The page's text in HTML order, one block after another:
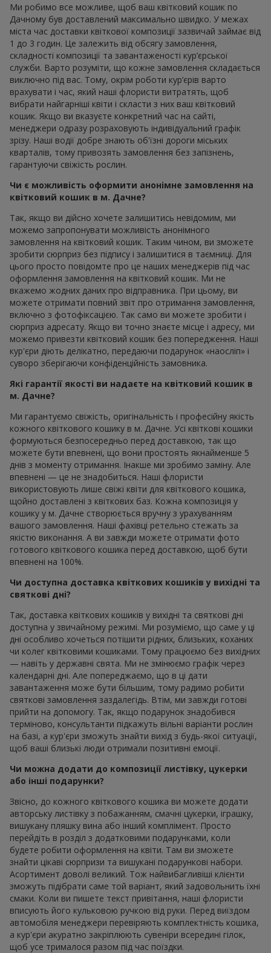
Ми робимо все можливе, щоб ваш квітковий кошик по
Дачному був доставлений максимально швидко. У межах
міста час доставки квіткової композиції зазвичай займає від
1 до 3 годин. Це залежить від обсягу замовлення,
складності композиції та завантаженості кур’єрської
служби. Варто розуміти, що кожне замовлення складається
виключно під вас. Тому, окрім роботи кур’єрів варто
врахувати і час, який наші флористи витратять, щоб
вибрати найгарніші квіти і скласти з них ваш квітковий
кошик. Якщо ви вказуєте конкретний час на сайті,
менеджери одразу розраховують індивідуальний графік
зрізу. Наші водії добре знають об'їзні дороги міських
кварталів, тому привозять замовлення без запізнень,
гарантуючи свіжість рослин.
Чи є можливість оформити анонімне замовлення на
квітковий кошик в м. Дачне?
Так, якщо ви дійсно хочете залишитись невідомим, ми
можемо запропонувати можливість анонімного
замовлення на квітковий кошик. Таким чином, ви зможете
зробити сюрприз без підпису і залишитися в таємниці. Для
цього просто повідомте про це наших менеджерів під час
оформлення замовлення на квітковий кошик. Ми не
вкажемо жодних даних про відправника. При цьому, ви
можете отримати повний звіт про отримання замовлення,
включно з фотофіксацією. Так само ви можете зробити і
сюрприз адресату. Якщо ви точно знаєте місце і адресу, ми
можемо привезти квітковий кошик без попередження. Наші
кур'єри діють делікатно, передаючи подарунок «наосліп» і
суворо зберігаючи конфіденційність замовника.
Які гарантії якості ви надаєте на квітковий кошик в
м. Дачне?
Ми гарантуємо свіжість, оригінальність і професійну якість
кожного квіткового кошику в м. Дачне. Усі квіткові кошики
формуються безпосередньо перед доставкою, так що
можете бути впевнені, що вони простоять якнайменше 5
днів з моменту отримання. Інакше ми зробимо заміну. Але
впевнені — це не знадобиться. Наші флористи
використовують лише свіжі квіти для квіткового кошика,
щойно доставлені з квіткових баз. Кожна композиція у
кошику у м. Дачне створюється вручну з урахуванням
вашого замовлення. Наші фахівці ретельно стежать за
якістю виконання. А ви завжди можете отримати фото
готового квіткового кошика перед доставкою, щоб бути
впевнені на 100%.
Чи доступна доставка квіткових кошиків у вихідні та
святкові дні?
Так, доставка квіткових кошиків у вихідні та святкові дні
доступна у звичайному режимі. Ми розуміємо, що саме у ці
дні особливо хочеться потішити рідних, близьких, коханих
чи колег квітковими кошиками. Тому працюємо без вихідних
— навіть у державні свята. Ми не змінюємо графік через
календарні дні. Але попереджаємо, що в ці дати
завантаження може бути більшим, тому радимо робити
святкові замовлення заздалегідь. Втім, ми завжди готові
прийти на допомогу. Так, якщо подарунок знадобився
терміново, консультанти підкажуть вільні варіанти рослин
на базі, а кур'єри зможуть знайти вихід з будь-якої ситуації,
щоб ваші близькі люди отримали позитивні емоції.
Чи можна додати до композиції листівку, цукерки
або інші подарунки?
Звісно, до кожного квіткового кошика ви можете додати
авторську листівку з побажанням, смачні цукерки, іграшку,
вишукану пляшку вина або інший комплімент. Просто
перейдіть в розділ з додатковими подарунками, коли
будете робити оформлення на квіти. Там ви зможете
знайти цікаві сюрпризи та вишукані подарункові набори.
Асортимент доволі великий. Тож найвибагливіші клієнти
зможуть підібрати саме той варіант, який задовольнить їхні
смаки. Коли ви пишете текст привітання, наші флористи
вписують його кульковою ручкою від руки. Перед виїздом
автомобіля менеджери перевіряють комплектність кошика,
а кур'єри акуратно закріплюють сувеніри всередині гілок,
щоб усе трималося разом під час поїздки.